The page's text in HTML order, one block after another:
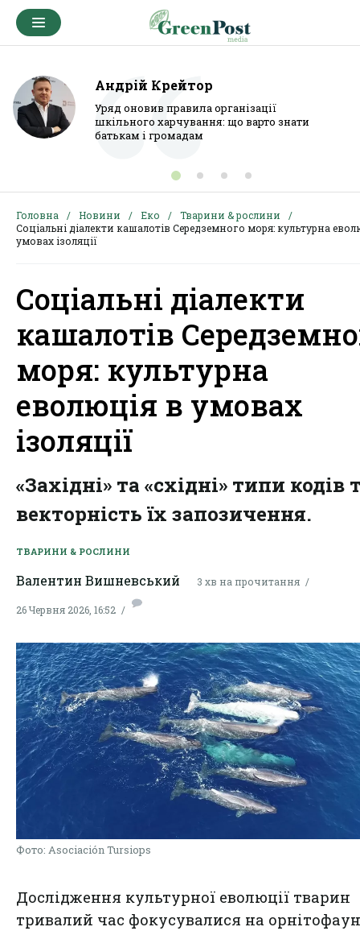
Андрій Крейтор
Уряд оновив правила організації
шкільного харчування: що варто знати
батькам і громадам
Головна Новини Еко
Тварини & рослини
Соціальні діалекти кашалотів Середземного моря: культурна
умовах ізоляції
Соціальні діалекти
кашалотів
моря: культурна
еволюція в умовах
ізоляції
«Західні» та «східні» типи кодів
векторність їх запозичення.
ТВАРИНИ & РОСЛИНИ
Валентин Вишневський 3 хв на прочитання
26 Червня 2026, 16:52
Фото: Asociación Tursiops
Дослідження культурної еволюції тварин
тривалий час фокусувалися на